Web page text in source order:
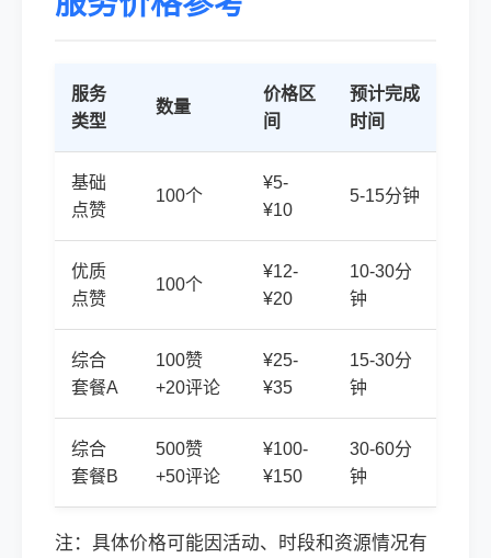
服务
类型
数量
价格区
间
预计完成
时间
基础
点赞
100个
¥5-
¥10
5-15分钟
优质
点赞
100个
¥12-
¥20
10-30分
钟
综合
套餐A
100赞
+20评论
¥25-
¥35
15-30分
钟
综合
套餐B
500赞
+50评论
¥100-
¥150
30-60分
钟
注：具体价格可能因活动、时段和资源情况有